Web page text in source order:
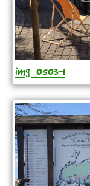
img_0503-1